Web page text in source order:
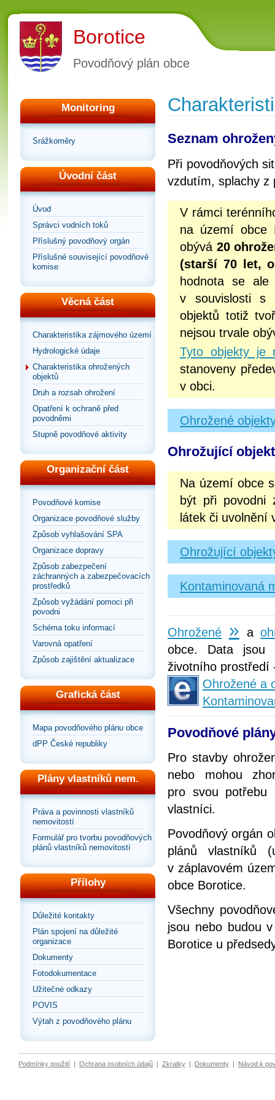
Borotice
Povodňový plán obce
Monitoring
Srážkoměry
Úvodní část
Úvod
Správci vodních toků
Příslušný povodňový orgán
Příslušné související povodňové
komise
Věcná část
Charakteristika zájmového území
Hydrologické údaje
Charakteristika ohrožených
objektů
Druh a rozsah ohrožení
Opatření k ochraně před
povodněmi
Stupně povodňové aktivity
Organizační část
Povodňové komise
Organizace povodňové služby
Způsob vyhlašování SPA
Organizace dopravy
Způsob zabezpečení
záchranných a zabezpečovacích
prostředků
Způsob vyžádání pomoci při
povodni
Schéma toku informací
Varovná opatření
Způsob zajištění aktualizace
Grafická část
Mapa povodňového plánu obce
dPP České republiky
Plány vlastníků nem.
Práva a povinnosti vlastníků
nemovitostí
Formulář pro tvorbu povodňových
plánů vlastníků nemovitostí
Přílohy
Důležité kontakty
Plán spojení na důležité
organizace
Dokumenty
Fotodokumentace
Užitečné odkazy
POVIS
Výtah z povodňového plánu
Seznam
Při povodňových
vzdutím, splachy z
V rámci
na území obce
obývá 20
(starší 70 let,
hodnota se
v souvislosti s
objektů totiž
nejsou trvale
Tyto objekty je
stanoveny
v obci.
Ohrožené
Ohrožující
Na území obce
být při povodni
látek či uvolnění
Ohrožující
Kontaminovaná
Ohrožené » a
obce. Data jsou
životního prostředí
Ohrožené a
Povodňové
Pro stavby
nebo mohou
pro svou potřebu
vlastníci.
Povodňový orgán
plánů vlastníků
v záplavovém
obce Borotice.
Všechny
jsou nebo budou
Borotice u
Podmínky použití | Ochrana osobních údajů | Zkratky | Dokumenty | Návod k